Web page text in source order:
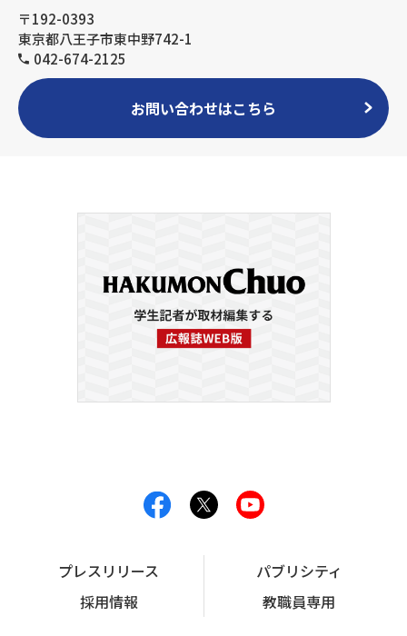
〒192-0393
東京都八王子市東中野742-1
042-674-2125
お問い合わせはこちら
プレスリリース
パブリシティ
採用情報
教職員専用